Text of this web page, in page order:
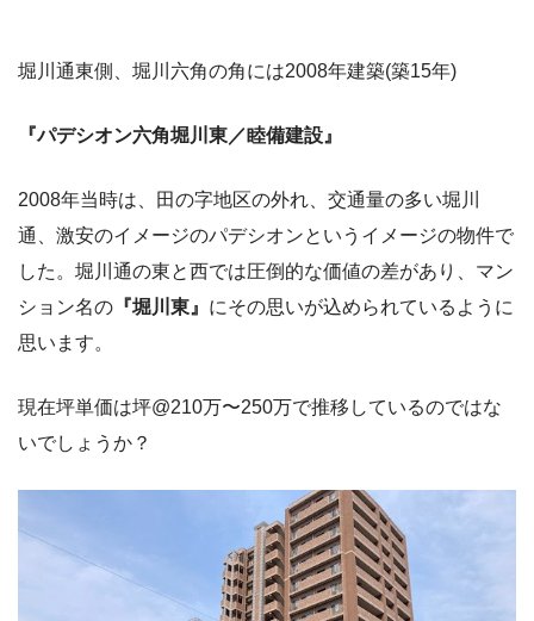
堀川通東側、堀川六角の角には2008年建築(築15年)
『パデシオン六角堀川東／睦備建設』
2008年当時は、田の字地区の外れ、交通量の多い堀川
通、激安のイメージのパデシオンというイメージの物件で
した。堀川通の東と西では圧倒的な価値の差があり、マン
ション名の 『堀川東』 にその思いが込められているように
思います。
現在坪単価は坪@210万〜250万で推移しているのではな
いでしょうか？